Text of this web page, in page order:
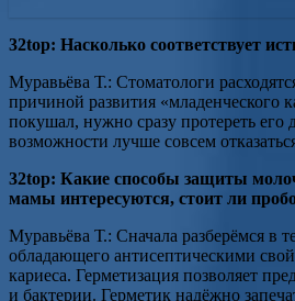
32top: Насколько соответствует
Муравьёва Т.: Стоматологи
причиной развития «младенческого
покушал, нужно сразу протереть его
возможности лучше совсем
32top: Какие способы защиты
мамы интересуются, стоит ли
Муравьёва Т.: Сначала разберёмся в
обладающего антисептическими
кариеса. Герметизация позволяет
и бактерии. Герметик надёжно